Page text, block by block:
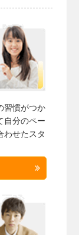
習慣がつか
自分のペー
わせたスタ